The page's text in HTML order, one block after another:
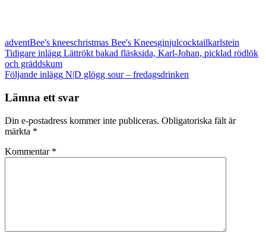
adventBee's kneeschristmas Bee's Kneesginjulcocktailkarlstein
Inläggsnavigering
Tidigare inlägg Lättrökt bakad fläsksida, Karl-Johan, picklad rödlök
och gräddskum
Följande inlägg N|D glögg sour – fredagsdrinken
Lämna ett svar
Din e-postadress kommer inte publiceras. Obligatoriska fält är
märkta *
Kommentar *